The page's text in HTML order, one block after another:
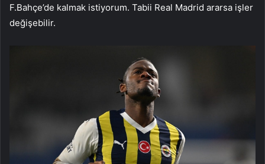
F.Bahçe’de kalmak istiyorum. Tabii Real Madrid ararsa işler
değişebilir.